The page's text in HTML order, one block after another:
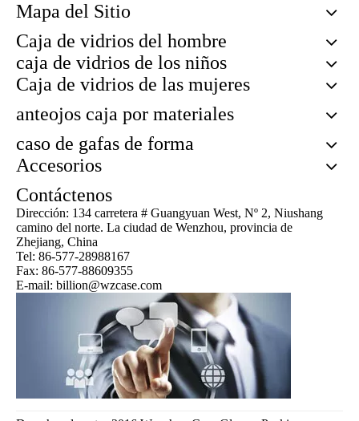
Mapa del Sitio
Caja de vidrios del hombre
caja de vidrios de los niños
Caja de vidrios de las mujeres
anteojos caja por materiales
caso de gafas de forma
Accesorios
Contáctenos
Dirección: 134 carretera # Guangyuan West, Nº 2, Niushang
camino del norte. La ciudad de Wenzhou, provincia de
Zhejiang, China
Tel: 86-577-28988167
Fax: 86-577-88609355
E-mail: billion@wzcase.com